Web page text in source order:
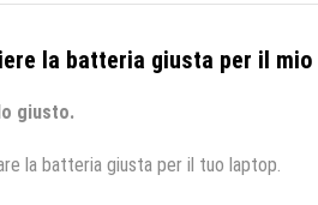
la batteria giusta per il
giusto.
la batteria giusta per il tuo laptop.